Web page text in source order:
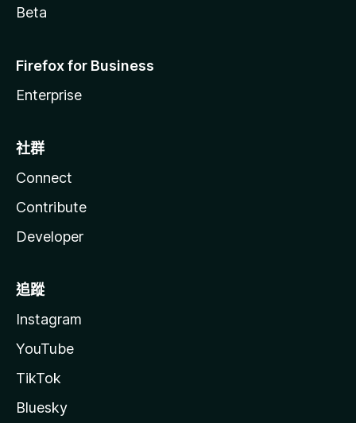
Beta
Firefox for Business
Enterprise
社群
Connect
Contribute
Developer
追蹤
Instagram
YouTube
TikTok
Bluesky